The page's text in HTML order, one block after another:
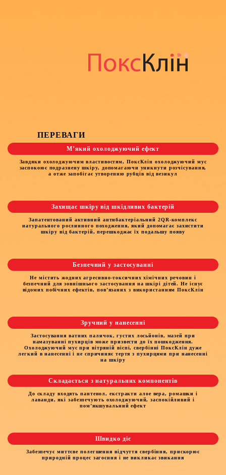
ПЕРЕВАГИ
М’який охолоджуючий ефект
Завдяки охолоджуючим властивостям, ПоксКлін охолоджуючий мус
заспокоює подразнену шкіру, допомагаючи уникнути розчісування,
а отже запобігає утворенню рубців від везикул
Захищає шкіру від шкідливих бактерій
Запатентований активний антибактеріальний 2QR-комплекс
натурального рослинного походження, який допомагає захистити
шкіру від бактерій, перешкоджає їх подальшу появу
Безпечний у застосуванні
Не містить жодних агресивно-токсичних хімічних речовин і
безпечний для зовнішнього застосування на шкірі дітей. Не існує
відомих побічних ефектів, пов’язаних з використанням ПоксКлін
Зручний у нанесенні
Застосування ватних паличок, густих лосьйонів, мазей при
намазуванні пухирців може призвести до їх пошкодження.
Охолоджуючий мус при вітряній віспі, свербінні ПоксКлін дуже
легкий в нанесенні і не спричиняє тертя з пухирцями при нанесенні
на шкіру
Складається з натуральних компонентів
До складу входять пантенол, екстракти алое вера, ромашки і
лаванди, які забезпечують охолоджуючий, заспокійливий і
пом’якшувальний ефект
Швидко діє
Забезпечує миттєве полегшення відчуття свербіння, прискорює
природній процес загоєння і не викликає звикання